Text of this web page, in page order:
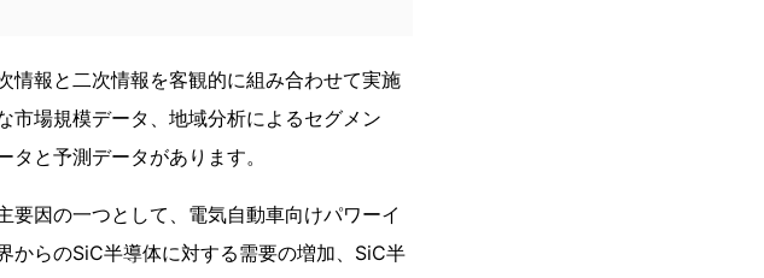
情報と二次情報を客観的に組み合わせて実施
市場規模データ、地域分析によるセグメン
と予測データがあります。
因の一つとして、電気自動車向けパワーイ
からのSiC半導体に対する需要の増加、SiC半